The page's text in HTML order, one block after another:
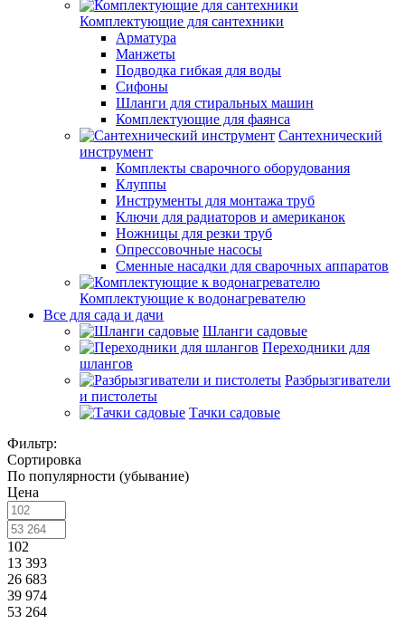
Комплектующие для сантехники
Арматура
Манжеты
Подводка гибкая для воды
Сифоны
Шланги для стиральных машин
Комплектующие для фаянса
Сантехнический
инструмент
Комплекты сварочного оборудования
Клуппы
Инструменты для монтажа труб
Ключи для радиаторов и американок
Ножницы для резки труб
Опрессовочные насосы
Сменные насадки для сварочных аппаратов
Комплектующие к водонагревателю
Все для сада и дачи
Шланги садовые
Переходники для
шлангов
Разбрызгиватели
и пистолеты
Тачки садовые
Фильтр:
Сортировка
По популярности (убывание)
Цена
102
13 393
26 683
39 974
53 264